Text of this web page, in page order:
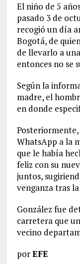
El niño de 5
pasado 3 de
recogió un día
Bogotá, de
de llevarlo a
entonces no se
Según la
madre, el
en donde
WhatsApp a la
que le había
feliz con su
juntos,
venganza tras
González fue
carretera que
vecino
porEFE